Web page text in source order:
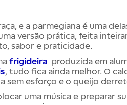
e a parmegiana é uma
versão prática, feita
sabor e praticidade.
frigideira produzida em
, tudo fica ainda melhor. O
sem esforço e o queijo
uma música e preparar